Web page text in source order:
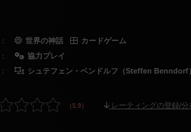
： 世界の神話
カードゲーム
：
協力プレイ
： シュテフェン・ベンドルフ（Steffen Benndorf）
レーティングの登録/分